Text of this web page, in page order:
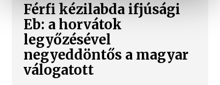
Férfi kézilabda ifjúsági
Eb: a horvátok
legyőzésével
negyeddöntős a magyar
válogatott